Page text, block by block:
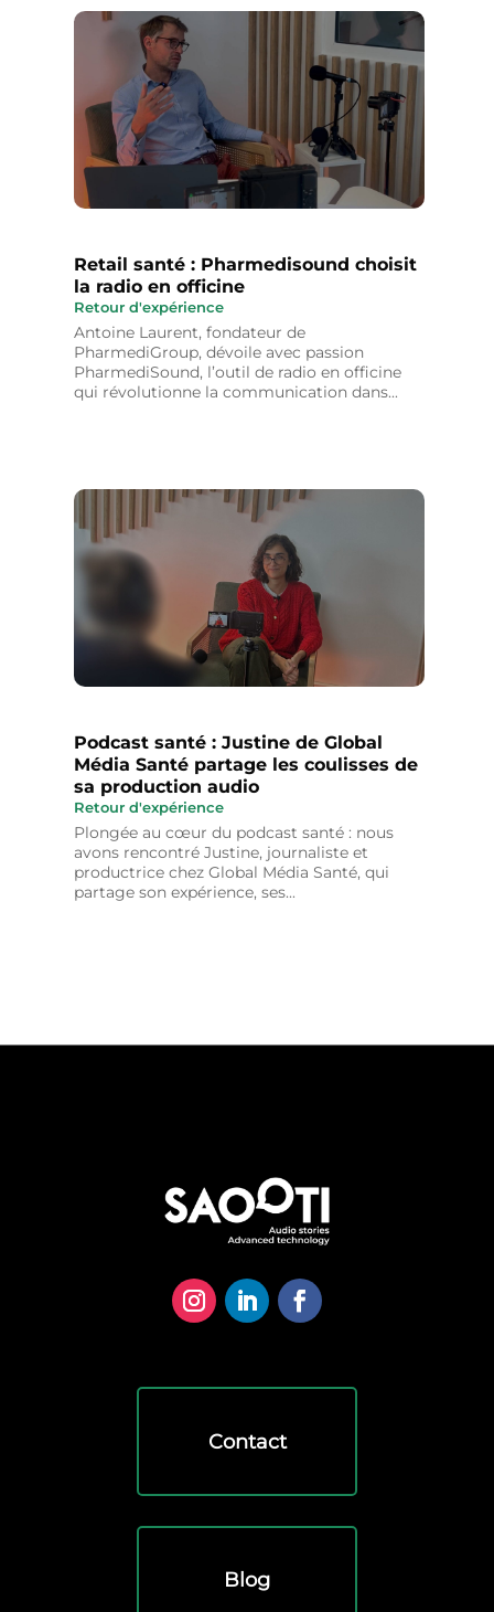
Retail santé : Pharmedisound choisit
la radio en officine
Retour d'expérience
Antoine Laurent, fondateur de
PharmediGroup, dévoile avec passion
PharmediSound, l’outil de radio en officine
qui révolutionne la communication dans...
Podcast santé : Justine de Global
Média Santé partage les coulisses de
sa production audio
Retour d'expérience
Plongée au cœur du podcast santé : nous
avons rencontré Justine, journaliste et
productrice chez Global Média Santé, qui
partage son expérience, ses...
Contact
Blog